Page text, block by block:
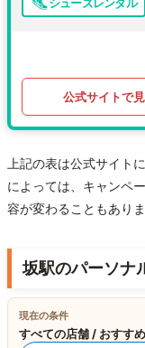
公式サイトで
上記の表は公式サイト
によっては、キャンペ
容が変わることもあり
坂駅のパーソナ
現在の条件
すべての店舗 / おすす